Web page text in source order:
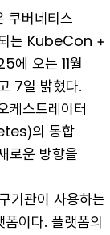
쿠버네티스
되는 KubeCon +
오는 11월
7일 밝혔다.
케스트레이터
의 통합
로운 방향을
기관이 사용하는
이다. 플랫폼의